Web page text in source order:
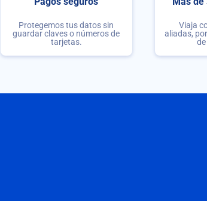
Protegemos tus datos sin
guardar claves o números de
tarjetas.
Viaja
aliadas,